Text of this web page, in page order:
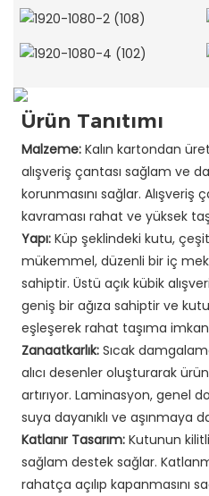
Ürün Tanıtımı
Malzeme: Kalın kartondan
alışveriş çantası sağlam ve
korunmasını sağlar. Alışveriş
kavraması rahat ve yüksek
Yapı: Küp şeklindeki kutu,
mükemmel, düzenli bir iç
sahiptir. Üstü açık kübik
geniş bir ağıza sahiptir ve
eşleşerek rahat taşıma
Zanaatkarlık: Sıcak
alıcı desenler oluşturarak
artırıyor. Laminasyon, genel
suya dayanıklı ve aşınmaya
Katlanır Tasarım: Kutunun
sağlam destek sağlar.
rahatça açılıp kapanmasını